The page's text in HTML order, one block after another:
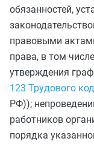
обязанностей,
правовыми
права, в том
утверждения
123 Трудового
РФ));
работников
порядка